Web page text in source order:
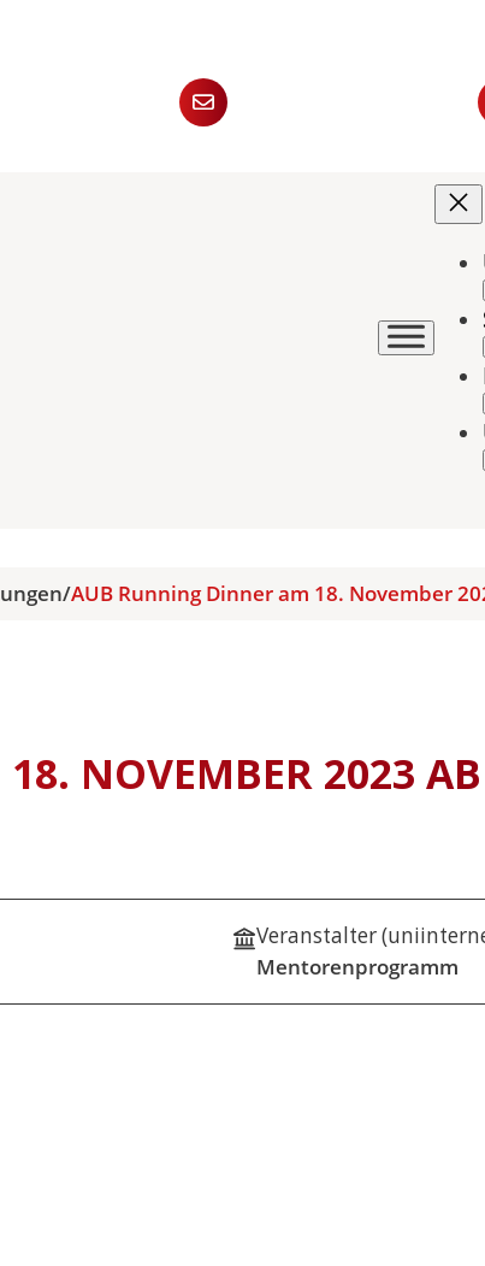
/AUB Running Dinner am 18. November
NOVEMBER 2023
Veranstalter
Mentorenprogramm